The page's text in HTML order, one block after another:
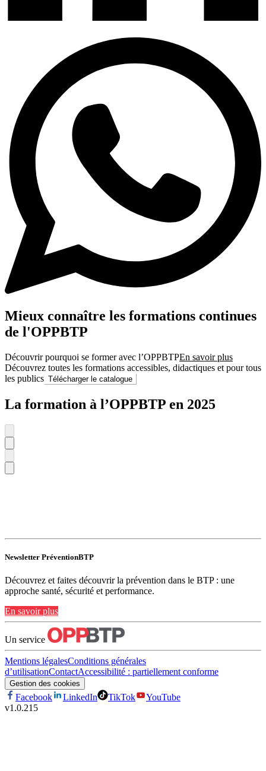
Mieux connaître les formations continues
de l'OPPBTP
Découvrir pourquoi se former avec l’OPPBTPEn savoir plus
Découvrez toutes les formations accessibles, didactiques et pour tous
les publics Télécharger le catalogue
La formation à l’OPPBTP en 2025
Newsletter PréventionBTP
Découvrez et faites découvrir la prévention dans le BTP : une
approche santé, sécurité et performance.
En savoir plus
Un service
Mentions légalesConditions générales
d’utilisationContactAccessibilité : partiellement conforme
Gestion des cookies
Facebook LinkedIn TikTok
YouTube
v1.0.215